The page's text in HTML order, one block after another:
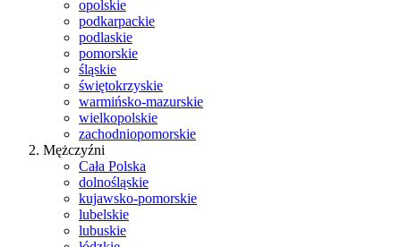
opolskie
podkarpackie
podlaskie
pomorskie
śląskie
świętokrzyskie
warmińsko-mazurskie
wielkopolskie
zachodniopomorskie
Mężczyźni
Cała Polska
dolnośląskie
kujawsko-pomorskie
lubelskie
lubuskie